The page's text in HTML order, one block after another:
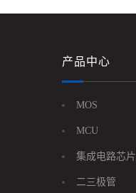
产品中心
MOS
MCU
集成电路芯片
二三极管